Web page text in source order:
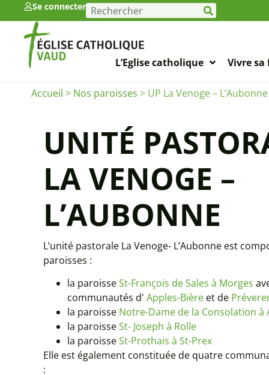
Se connecter
L’Eglise catholique Vivre sa
Accueil > Nos paroisses > UP La Venoge – L’Aubonne
UNITÉ
LA VENOGE –
L’AUBONNE
L’unité pastorale La Venoge- L’Aubonne est
paroisses :
la paroisseSt-François de Sales à Morges
communautés d' Apples-Bière et de
la paroisse Notre-Dame de la Consolation à
la paroisseSt- Joseph à Rolle
la paroisseSt-Prothais à St-Prex
Elle est également constituée de quatre
: